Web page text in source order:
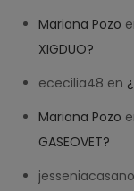
Mariana Pozo
XIGDUO?
ececilia48 en
Mariana Pozo
GASEOVET?